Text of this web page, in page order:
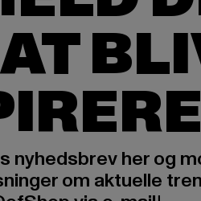
nyhedsbrev her og
om aktuelle